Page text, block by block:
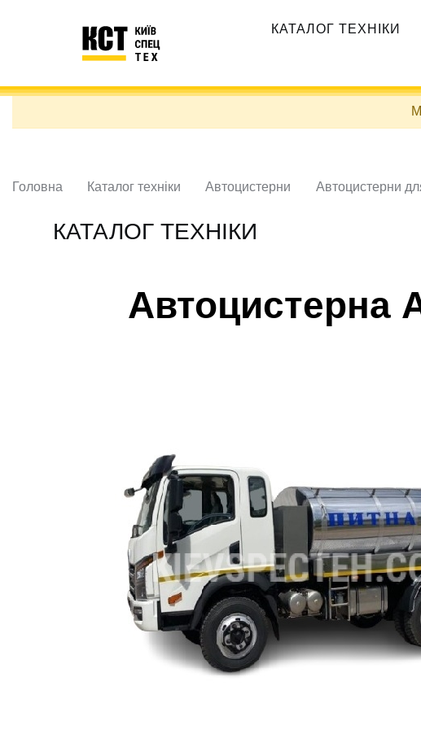
навигация
КАТАЛОГ ТЕХНІКИ
Головна Каталог техніки Автоцистерни Автоцистерни
КАТАЛОГ ТЕХНІКИ
Автоцистерна